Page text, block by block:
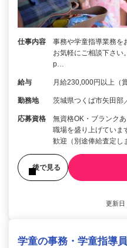
仕事内容
事務や学童指導業務を
お気軽にご相談下さい
p…
給与 月給230,000円以上（
勤務地 茨城県つくば市矢田部
応募資格
無資格OK・ブランク
職場を盛り上げてい
歓迎（別途俸給査定
後で見る
更新
学童の事務・学童指導員